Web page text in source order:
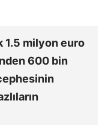
1.5 milyon euro
600 bin